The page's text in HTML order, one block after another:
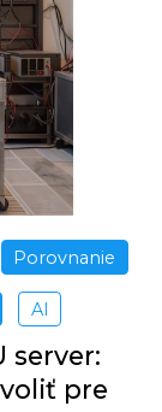
Porovnanie
AI
server:
pre